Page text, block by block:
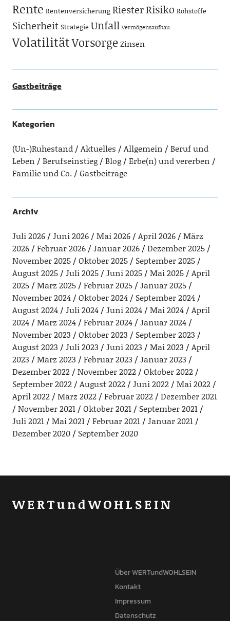
Rente Rentenversicherung RiesterRisiko Rohstoffe
Sicherheit Strategie Unfall Vermögensaufbau
VolatilitätVorsorgeZinsen
Gastbeiträge
Kategorien
(Un-)Ruhestand Aktuelles Allgemein
Beruf und
Leben
Berufseinstieg Blog
Erbe(n) und vererben
Familie und Co.
Gastbeiträge
Archiv
Juli 2026 Juni 2026 Mai 2026 April 2026
März
2026
Februar 2026 Januar 2026
Dezember 2025
November 2025
Oktober 2025
September 2025
August 2025
Juli 2025 Juni 2025 Mai 2025
April
2025
März 2025 Februar 2025
Januar 2025
November 2024
Oktober 2024
September 2024
August 2024
Juli 2024 Juni 2024 Mai 2024
April
2024
März 2024 Februar 2024
Januar 2024
November 2023
Oktober 2023
September 2023
August 2023
Juli 2023 Juni 2023 Mai 2023
April
2023
März 2023 Februar 2023
Januar 2023
Dezember 2022
November 2022
Oktober 2022
September 2022
August 2022 Juni 2022
Mai 2022
April 2022
März 2022 Februar 2022
Dezember 2021
November 2021
Oktober 2021
September 2021
Juli 2021
Mai 2021 Februar 2021
Januar 2021
Dezember 2020
September 2020
WERTundWOHLSEIN
Über WERTundWOHLSEIN
Kontakt
Impressum
Datenschutz